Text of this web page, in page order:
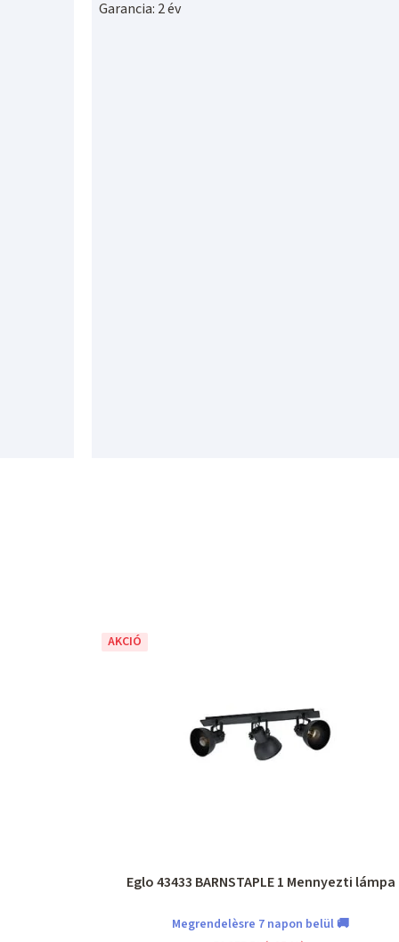
Garancia: 2 év
AKCIÓ
Eglo 43433 BARNSTAPLE 1 Mennyezti lámpa
Megrendelèsre 7 napon belül 🚚